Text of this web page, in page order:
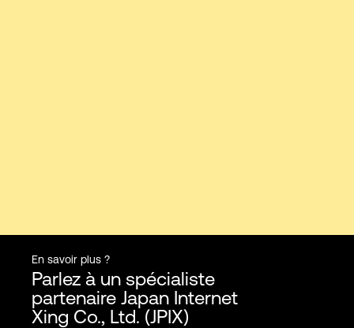
En savoir plus ?
Parlez à un spécialiste
partenaire Japan Internet
Xing Co., Ltd. (JPIX)